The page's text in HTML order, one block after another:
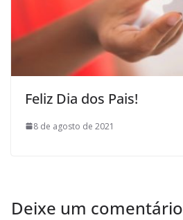
Feliz Dia dos Pais!
8 de agosto de 2021
Deixe um comentário